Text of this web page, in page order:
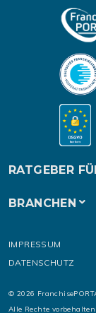
RATGEBER
BRANCHEN
IMPRESSUM
DATENSCHUTZ
© 2026
Alle Rechte vorbehalten.